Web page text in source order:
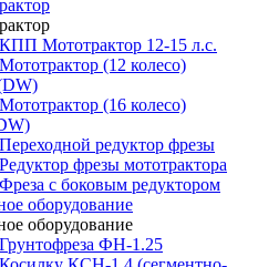
Мототрактор 12-15 л.с.
(12 колесо)
(16 колесо)
редуктор фрезы
фрезы мототрактора
с боковым редуктором
оборудование
оборудование
ФН-1.25